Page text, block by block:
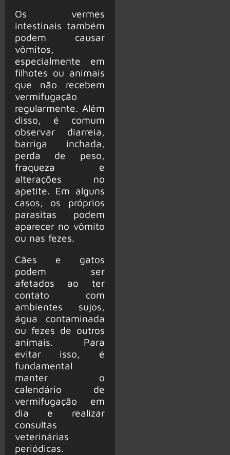
Os vermes
intestinais também
podem causar
vômitos,
especialmente em
filhotes ou animais
que não recebem
vermifugação
regularmente. Além
disso, é comum
observar diarreia,
barriga inchada,
perda de peso,
fraqueza e
alterações no
apetite. Em alguns
casos, os próprios
parasitas podem
aparecer no vômito
ou nas fezes.
Cães e gatos
podem ser
afetados ao ter
contato com
ambientes sujos,
água contaminada
ou fezes de outros
animais. Para
evitar isso, é
fundamental
manter o
calendário de
vermifugação em
dia e realizar
consultas
veterinárias
periódicas.